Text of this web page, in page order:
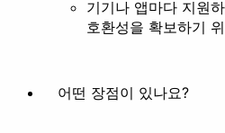
기기나 앱마다 지원
호환성을 확보하기
어떤 장점이 있나요?